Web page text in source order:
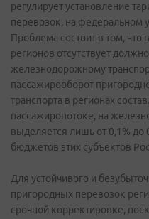
регулирует установление
перевозок, на федеральном
Проблема состоит в том, что
регионов отсутствует
железнодорожному
пассажирооборот
транспорта в регионах
пассажиропотоке, на
выделяется лишь от 0,1% до
бюджетов этих субъектов
Для устойчивого и
пригородных перевозок
срочной корректировке,